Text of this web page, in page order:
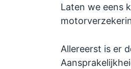
Laten we eens
Allereerst is er